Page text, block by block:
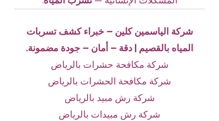
شركة الياسمين كلين – خبراء كشف تسربات
المياه بالقصيم | دقة – أمان – جودة مضمونة.
شركة مكافحة حشرات بالرياض
شركة مكافحة الحشرات بالرياض
شركة رش مبيد بالرياض
شركة رش مبيدات بالرياض